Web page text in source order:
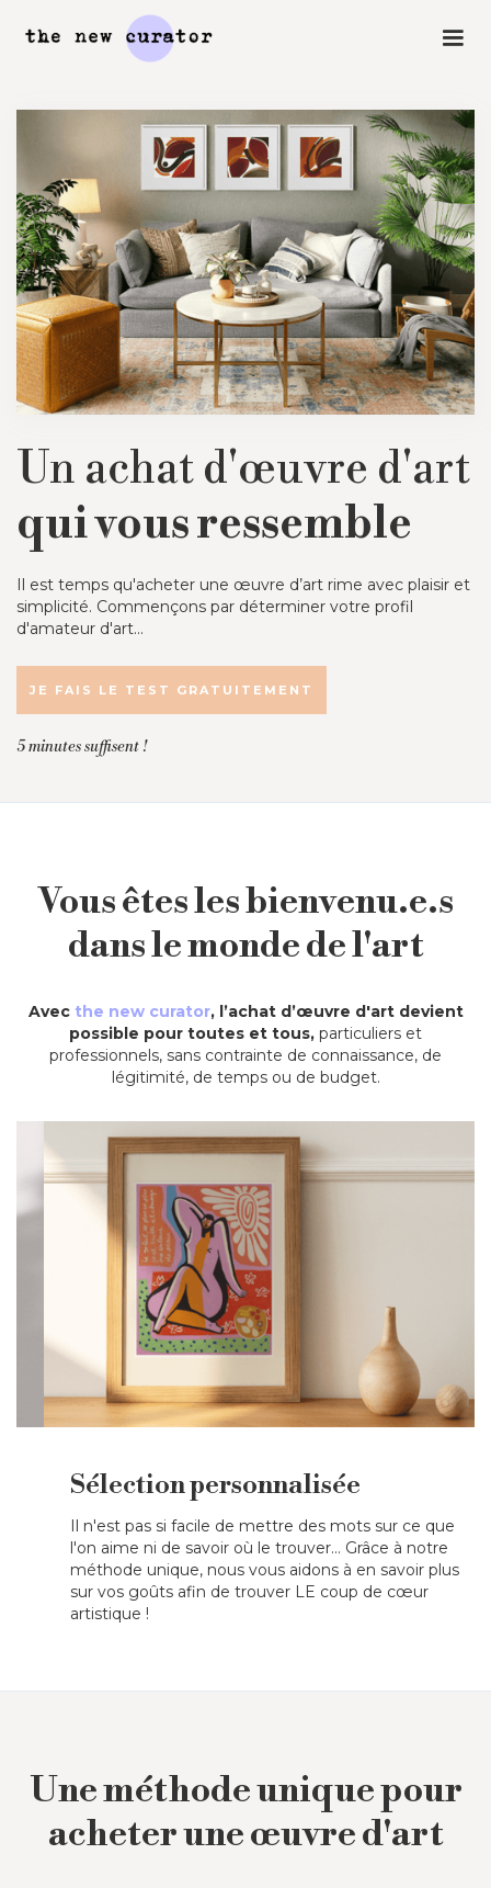
Un achat d'œuvre d'art
qui vous ressemble
Il est temps qu'acheter une œuvre d’art rime avec plaisir et
simplicité. Commençons par déterminer votre profil
d'amateur d'art...
JE FAIS LE TEST GRATUITEMENT
5 minutes suffisent !
Vous êtes les bienvenu.e.s
dans le monde de l'art
Avec the new curator, l’achat d’œuvre d'art devient
possible pour toutes et tous, particuliers et
professionnels, sans contrainte de connaissance, de
légitimité, de temps ou de budget.
Sélection personnalisée
Il n'est pas si facile de mettre des mots sur ce que
l'on aime ni de savoir où le trouver... Grâce à notre
méthode unique, nous vous aidons à en savoir plus
sur vos goûts afin de trouver LE coup de cœur
artistique !
Une méthode unique pour
acheter une œuvre d'art